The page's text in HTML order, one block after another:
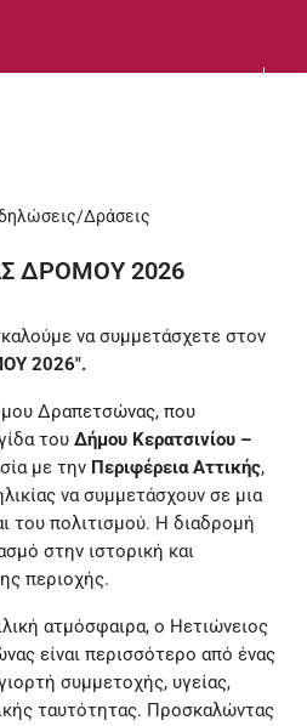
Δράσεις
ΔΡΟΜΟΥ 2026
να συμμετάσχετε στον
2026".
Δραπετσώνας, που
του Δήμου Κερατσινίου –
με την Περιφέρεια Αττικής,
να συμμετάσχουν σε μια
του πολιτισμού. Η διαδρομή
στην ιστορική και
περιοχής.
ατμόσφαιρα, ο Ηετιώνειος
είναι περισσότερο από ένας
συμμετοχής, υγείας,
ταυτότητας. Προσκαλώντας